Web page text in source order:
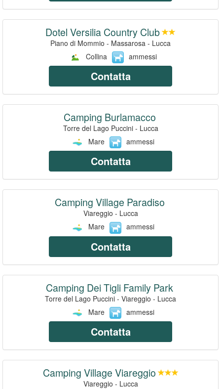
Dotel Versilia Country Club
Piano di Mommio - Massarosa - Lucca
Collina
ammessi
Contatta
Camping Burlamacco
Torre del Lago Puccini - Lucca
Mare
ammessi
Contatta
Camping Village Paradiso
Viareggio - Lucca
Mare
ammessi
Contatta
Camping Dei Tigli Family Park
Torre del Lago Puccini - Viareggio - Lucca
Mare
ammessi
Contatta
Camping Village Viareggio
Viareggio - Lucca